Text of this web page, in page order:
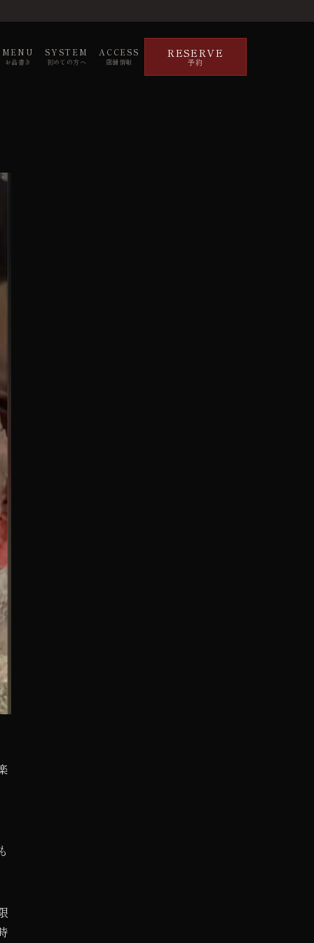
MENU
お品書き
SYSTEM
初めての方へ
ACCESS
店舗情報
RESERVE
予約